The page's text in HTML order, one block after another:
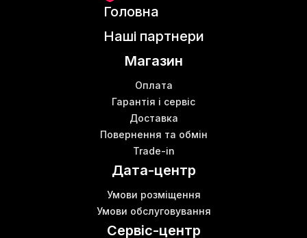
Головна
Наші партнери
Магазин
Оплата
Гарантія і сервіс
Доставка
Повернення та обмін
Trade-in
Дата-центр
Умови розміщення
Умови обслуговування
Сервіс-центр